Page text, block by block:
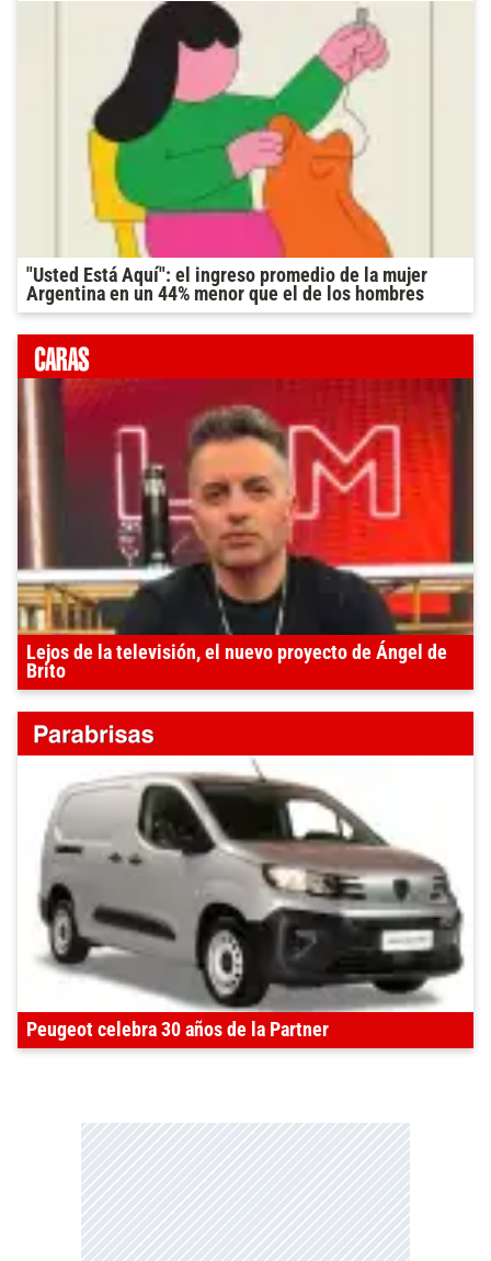
"Usted Está Aquí": el ingreso promedio de la mujer
Argentina en un 44% menor que el de los hombres
Lejos de la televisión, el nuevo proyecto de Ángel de
Brito
Peugeot celebra 30 años de la Partner